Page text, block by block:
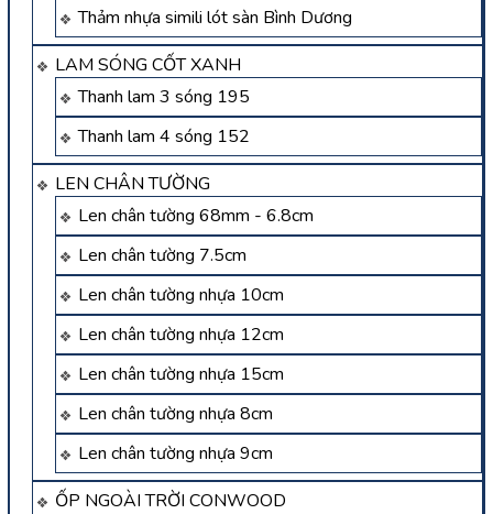
Thảm nhựa simili lót sàn Bình Dương
LAM SÓNG CỐT XANH
Thanh lam 3 sóng 195
Thanh lam 4 sóng 152
LEN CHÂN TƯỜNG
Len chân tường 68mm - 6.8cm
Len chân tường 7.5cm
Len chân tường nhựa 10cm
Len chân tường nhựa 12cm
Len chân tường nhựa 15cm
Len chân tường nhựa 8cm
Len chân tường nhựa 9cm
ỐP NGOÀI TRỜI CONWOOD